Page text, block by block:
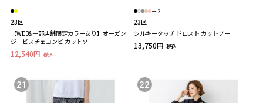
23区
【WEB&一部店舗限定カラーあり】オーガン
ジービスチェコンビ カットソー
12,540円 税込
＋2
23区
シルキータッチ ドロスト カットソー
13,750円 税込
21 22